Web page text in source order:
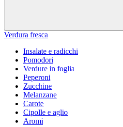
Verdura fresca
Insalate e radicchi
Pomodori
Verdure in foglia
Peperoni
Zucchine
Melanzane
Carote
Cipolle e aglio
Aromi